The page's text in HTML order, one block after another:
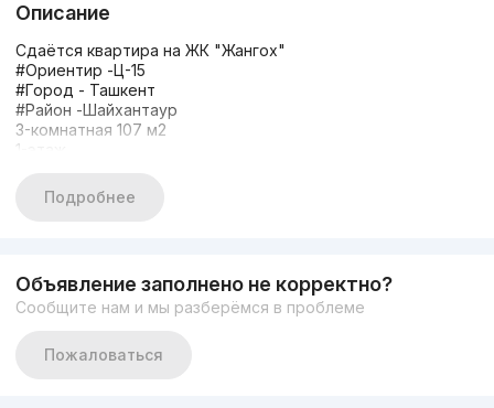
Описание
Сдаётся квартира на ЖК "Жангох"
#Ориентир -Ц-15
#Город - Ташкент
#Район -Шайхантаур
3-комнатная 107 м2
1-этаж
Подробнее
Объявление заполнено не корректно?
Сообщите нам и мы разберёмся в проблеме
Пожаловаться